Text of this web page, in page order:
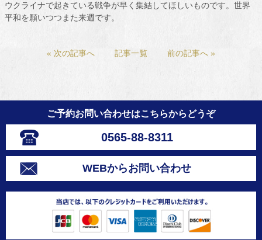
ウクライナで起きている戦争が早く集結してほしいものです。世界
平和を願いつつまた来週です。
« 次の記事へ 記事一覧 前の記事へ »
ご予約お問い合わせはこちらからどうぞ
0565-88-8311
WEBからお問い合わせ